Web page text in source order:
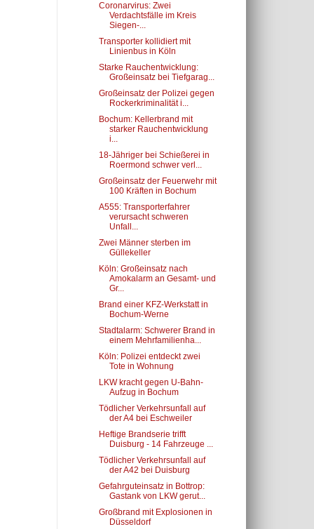
Coronarvirus: Zwei
Verdachtsfälle im Kreis
Siegen-...
Transporter kollidiert mit
Linienbus in Köln
Starke Rauchentwicklung:
Großeinsatz bei Tiefgarag...
Großeinsatz der Polizei gegen
Rockerkriminalität i...
Bochum: Kellerbrand mit
starker Rauchentwicklung
i...
18-Jähriger bei Schießerei in
Roermond schwer verl...
Großeinsatz der Feuerwehr mit
100 Kräften in Bochum
A555: Transporterfahrer
verursacht schweren
Unfall...
Zwei Männer sterben im
Güllekeller
Köln: Großeinsatz nach
Amokalarm an Gesamt- und
Gr...
Brand einer KFZ-Werkstatt in
Bochum-Werne
Stadtalarm: Schwerer Brand in
einem Mehrfamilienha...
Köln: Polizei entdeckt zwei
Tote in Wohnung
LKW kracht gegen U-Bahn-
Aufzug in Bochum
Tödlicher Verkehrsunfall auf
der A4 bei Eschweiler
Heftige Brandserie trifft
Duisburg - 14 Fahrzeuge ...
Tödlicher Verkehrsunfall auf
der A42 bei Duisburg
Gefahrguteinsatz in Bottrop:
Gastank von LKW gerut...
Großbrand mit Explosionen in
Düsseldorf